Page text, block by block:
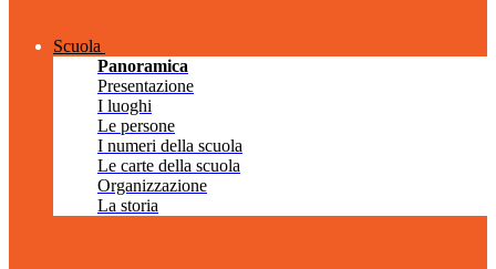
Scuola
Panoramica
Presentazione
I luoghi
Le persone
I numeri della scuola
Le carte della scuola
Organizzazione
La storia